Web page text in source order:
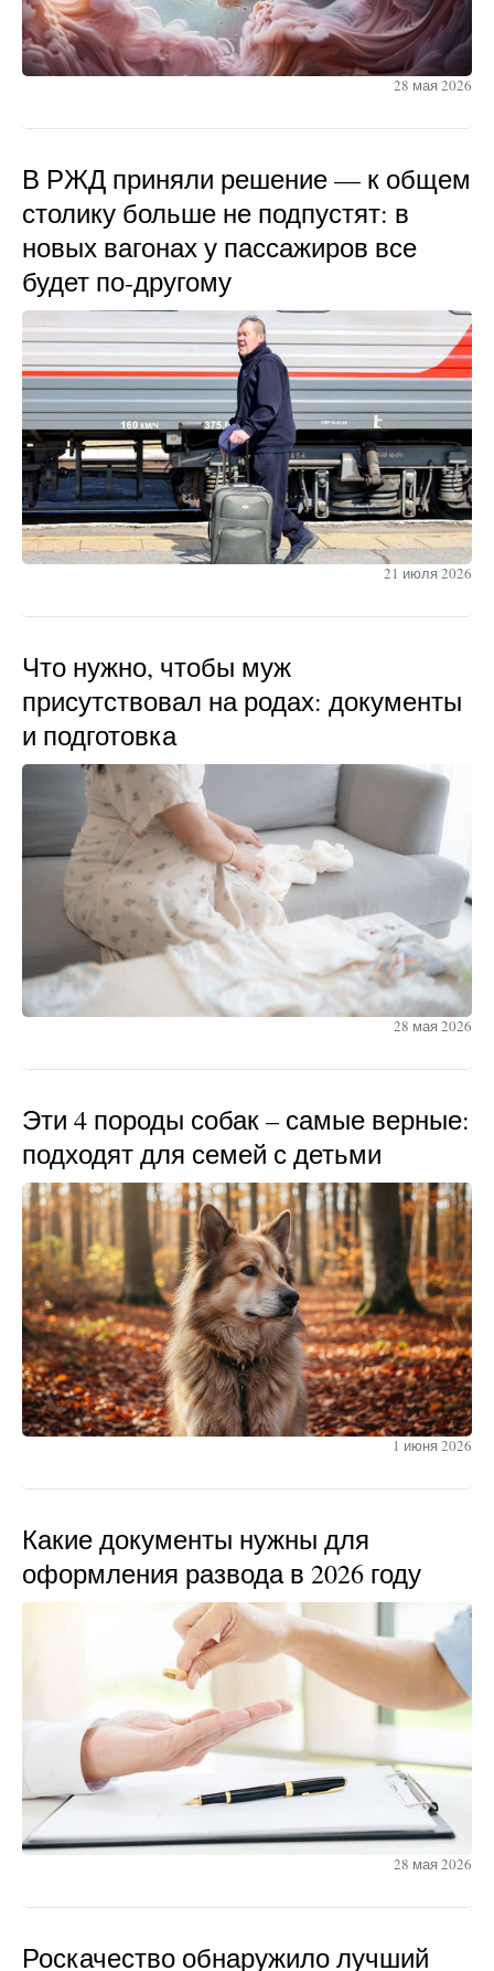
28 мая 2026
В РЖД приняли решение — к общем
столику больше не подпустят: в
новых вагонах у пассажиров все
будет по-другому
21 июля 2026
Что нужно, чтобы муж
присутствовал на родах: документы
и подготовка
28 мая 2026
Эти 4 породы собак – самые верные:
подходят для семей с детьми
1 июня 2026
Какие документы нужны для
оформления развода в 2026 году
28 мая 2026
Роскачество обнаружило лучший